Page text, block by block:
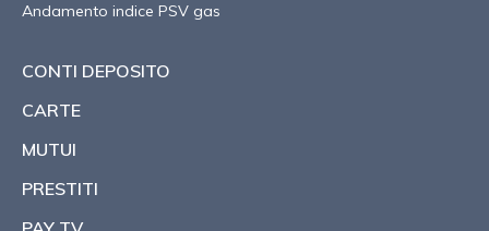
Andamento indice PSV gas
CONTI DEPOSITO
CARTE
MUTUI
PRESTITI